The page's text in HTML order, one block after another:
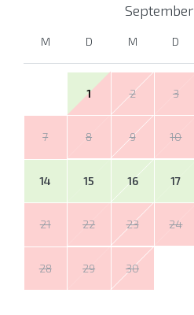
September
M D M D
1 2 3
7 8 9 10
14 15 16 17
21 22 23 24
28 29 30